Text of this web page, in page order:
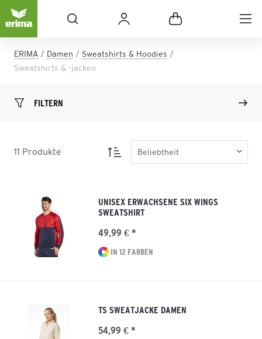
ERIMA Damen
Sweatshirts & Hoodies
Sweatshirts & -jacken
FILTERN
11 Produkte
UNISEX ERWACHSENE SIX WINGS
SWEATSHIRT
49,99 € *
IN 12 FARBEN
TS SWEATJACKE DAMEN
54,99 € *